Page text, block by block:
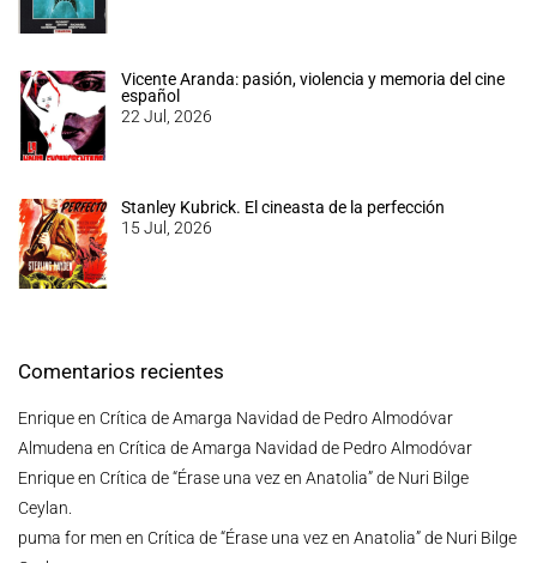
Vicente Aranda: pasión, violencia y memoria del cine
español
22 Jul, 2026
Stanley Kubrick. El cineasta de la perfección
15 Jul, 2026
Comentarios recientes
Enriqueen Crítica de Amarga Navidad de Pedro Almodóvar
Almudena en Crítica de Amarga Navidad de Pedro Almodóvar
Enriqueen Crítica de “Érase una vez en Anatolia” de Nuri Bilge
Ceylan.
puma for men en Crítica de “Érase una vez en Anatolia” de Nuri Bilge